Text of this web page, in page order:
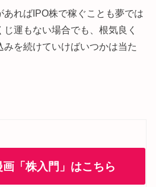
ればIPO株で稼ぐことも夢では
運もない場合でも、根気良く
を続けていけばいつかは当た
「株入門」はこちら